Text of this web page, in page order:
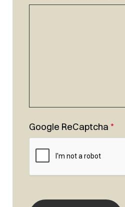
Google ReCaptcha *